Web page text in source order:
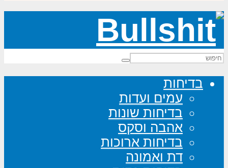
בדיחות
עמים ועדות
בדיחות שונות
אהבה וסקס
בדיחות ארוכות
דת ואמונה